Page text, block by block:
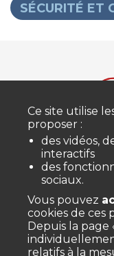
SÉCURITÉ ET
Ce site utilise
proposer :
des vidéos,
interactifs
des
sociaux.
Vous pouvez
cookies de ces
Depuis la page
relatifs à la